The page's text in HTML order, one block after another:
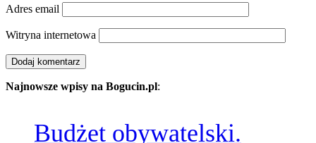
Adres email
Witryna internetowa
Najnowsze wpisy na Bogucin.pl:
Budżet obywatelski.